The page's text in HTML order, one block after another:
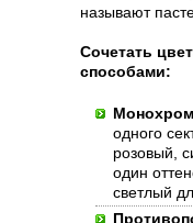
называют
Сочетать
способами:
одного
розовый,
один
светлый